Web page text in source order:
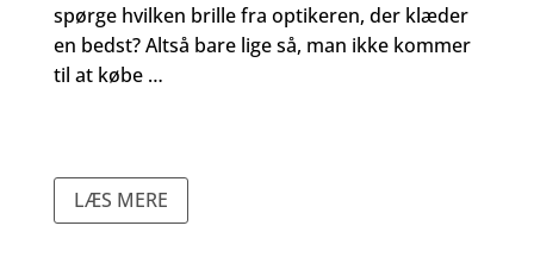
spørge hvilken brille fra optikeren, der klæder
en bedst? Altså bare lige så, man ikke kommer
til at købe …
LÆS MERE